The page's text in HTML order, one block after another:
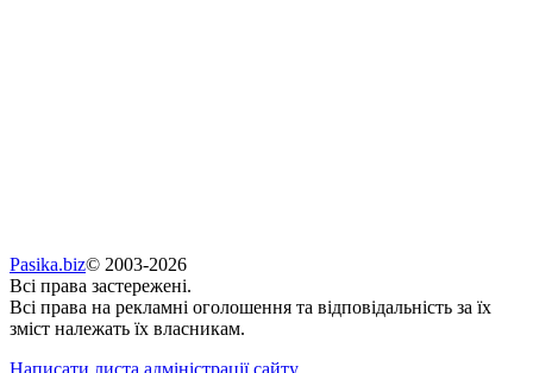
Pasika.biz© 2003-2026
Всі права застережені.
Всі права на рекламні оголошення та відповідальність за їх
зміст належать їх власникам.
Написати листа адміністрації сайту